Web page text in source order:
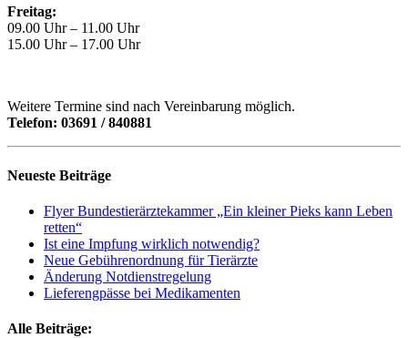
Freitag:
09.00 Uhr – 11.00 Uhr
15.00 Uhr – 17.00 Uhr
Weitere Termine sind nach Vereinbarung möglich.
Telefon: 03691 / 840881
Neueste Beiträge
Flyer Bundestierärztekammer „Ein kleiner Pieks kann Leben
retten“
Ist eine Impfung wirklich notwendig?
Neue Gebührenordnung für Tierärzte
Änderung Notdienstregelung
Lieferengpässe bei Medikamenten
Alle Beiträge: